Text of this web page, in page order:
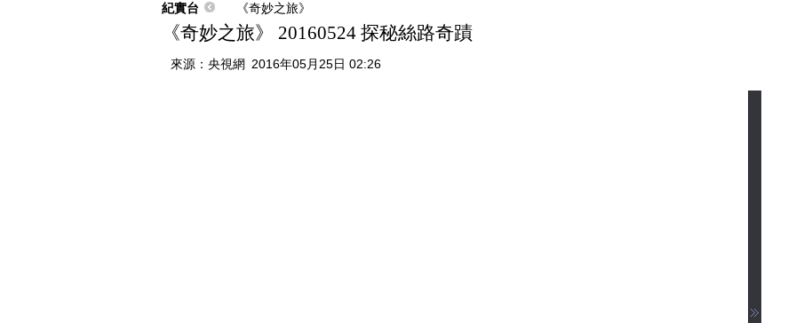
紀實台 《奇妙之旅》
《奇妙之旅》 20160524 探秘絲路奇蹟
來源： 央視網 2016年05月25日 02:26